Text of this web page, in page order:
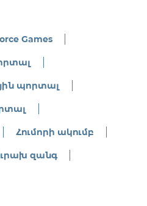
Games
պորտալ
Հումորի ակումբ
զանգ